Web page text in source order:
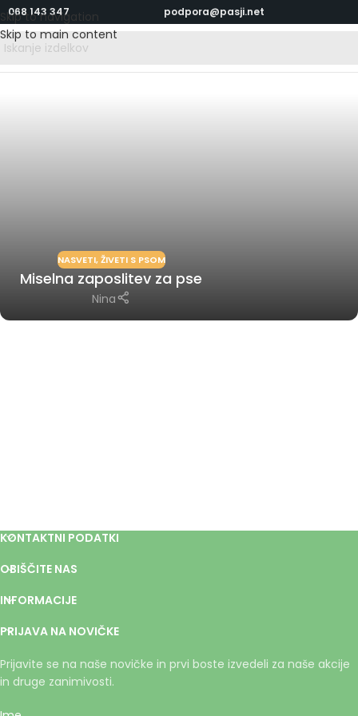
Skip to navigation
Skip to main content
068 143 347 podpora@pasji.net
NASVETI,ŽIVETI S PSOM
Miselna zaposlitev za pse
Nina
KONTAKTNI PODATKI
OBIŠČITE NAS
INFORMACIJE
PRIJAVA NA NOVIČKE
Prijavite se na naše novičke in prvi boste izvedeli za naše akcije
in druge zanimivosti.